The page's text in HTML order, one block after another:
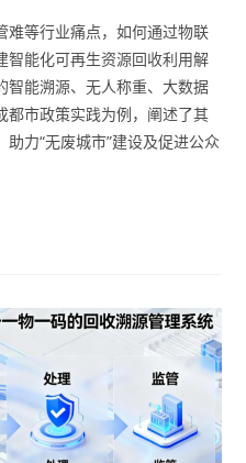
难等行业痛点，如何通过物联
智能化可再生资源回收利用解
智能溯源、无人称重、大数据
都市政策实践为例，阐述了其
力“无废城市”建设及促进公众